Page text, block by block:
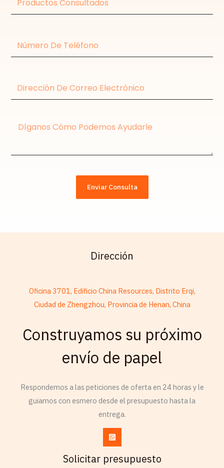
consultados
Número
de
teléfono
Dirección
de
correo
Mensaje
Enviar Consulta
Dirección
Oficina 3701, Edificio China Resources, Distrito Erqi,
Ciudad de Zhengzhou, Provincia de Henan, China
Construyamos su próximo
envío de papel
Respondemos a las peticiones de oferta en 24 horas y le
guiamos con esmero desde el presupuesto hasta la
entrega.
Solicitar presupuesto
Chinese (Hong Kong)
Chinese (China)
Esperanto
Frisian
Thai
Armenian